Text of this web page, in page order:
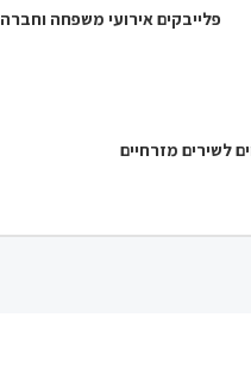
פלייבקים אירועי משפחה וחברה
לשירים מזרחיים